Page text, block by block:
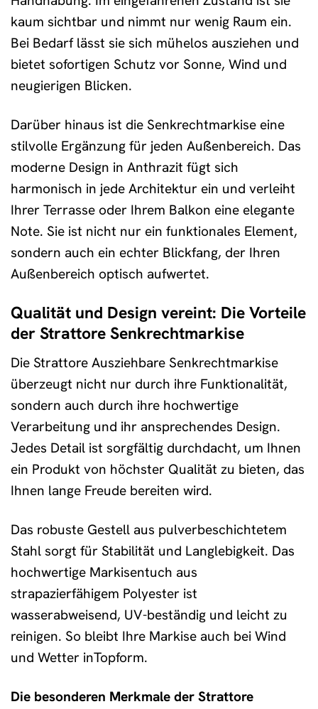
kaum sichtbar und nimmt nur wenig Raum ein.
Bei Bedarf lässt sie sich mühelos ausziehen und
bietet sofortigen Schutz vor Sonne, Wind und
neugierigen Blicken.
Darüber hinaus ist die Senkrechtmarkise eine
stilvolle Ergänzung für jeden Außenbereich. Das
moderne Design in Anthrazit fügt sich
harmonisch in jede Architektur ein und verleiht
Ihrer Terrasse oder Ihrem Balkon eine elegante
Note. Sie ist nicht nur ein funktionales Element,
sondern auch ein echter Blickfang, der Ihren
Außenbereich optisch aufwertet.
Qualität und Design vereint: Die Vorteile
der Strattore Senkrechtmarkise
Die Strattore Ausziehbare Senkrechtmarkise
überzeugt nicht nur durch ihre Funktionalität,
sondern auch durch ihre hochwertige
Verarbeitung und ihr ansprechendes Design.
Jedes Detail ist sorgfältig durchdacht, um Ihnen
ein Produkt von höchster Qualität zu bieten, das
Ihnen lange Freude bereiten wird.
Das robuste Gestell aus pulverbeschichtetem
Stahl sorgt für Stabilität und Langlebigkeit. Das
hochwertige Markisentuch aus
strapazierfähigem Polyester ist
wasserabweisend, UV-beständig und leicht zu
reinigen. So bleibt Ihre Markise auch bei Wind
und Wetter inTopform.
Die besonderen Merkmale der Strattore